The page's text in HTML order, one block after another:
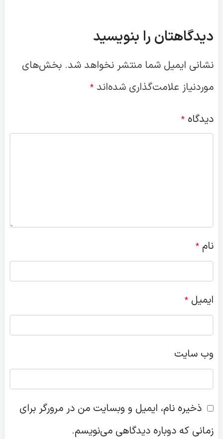
دیدگاهتان را بنویسید
نشانی ایمیل شما منتشر نخواهد شد. بخش‌های
موردنیاز علامت‌گذاری شده‌اند *
دیدگاه *
نام *
ایمیل *
وب‌ سایت
ذخیره نام، ایمیل و وبسایت من در مرورگر برای
زمانی که دوباره دیدگاهی می‌نویسم.